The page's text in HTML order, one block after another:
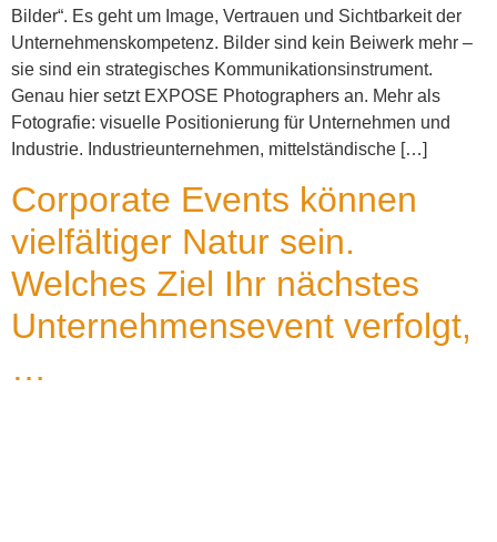
Bilder“. Es geht um Image, Vertrauen und Sichtbarkeit der
Unternehmenskompetenz. Bilder sind kein Beiwerk mehr –
sie sind ein strategisches Kommunikationsinstrument.
Genau hier setzt EXPOSE Photographers an. Mehr als
Fotografie: visuelle Positionierung für Unternehmen und
Industrie. Industrieunternehmen, mittelständische […]
Corporate Events können
vielfältiger Natur sein.
Welches Ziel Ihr nächstes
Unternehmensevent verfolgt,
…